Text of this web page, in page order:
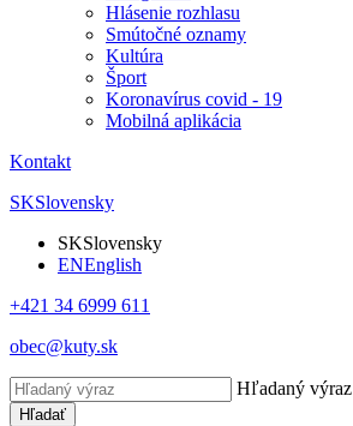
Hlásenie rozhlasu
Smútočné oznamy
Kultúra
Šport
Koronavírus covid - 19
Mobilná aplikácia
Kontakt
SKSlovensky
SKSlovensky
ENEnglish
+421 34 6999 611
obec@kuty.sk
Hľadaný výraz
Hľadať